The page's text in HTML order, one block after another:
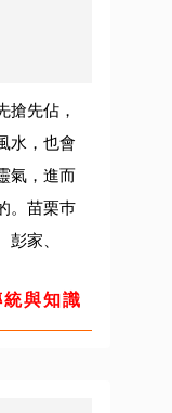
搶先佔，
水，也會
氣，進而
。苗栗巿
家、
統與知識